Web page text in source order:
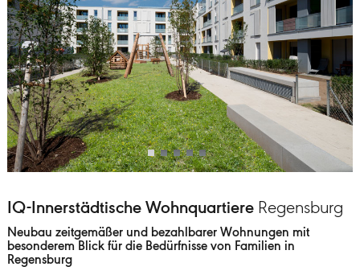
IQ-Innerstädtische Wohnquartiere Regensburg
Neubau zeitgemäßer und bezahlbarer Wohnungen mit
besonderem Blick für die Bedürfnisse von Familien in
Regensburg